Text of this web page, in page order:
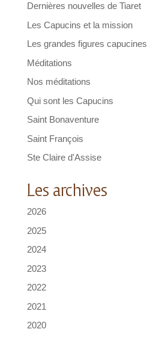
Dernières nouvelles de Tiaret
Les Capucins et la mission
Les grandes figures capucines
Méditations
Nos méditations
Qui sont les Capucins
Saint Bonaventure
Saint François
Ste Claire d'Assise
Les archives
2026
2025
2024
2023
2022
2021
2020